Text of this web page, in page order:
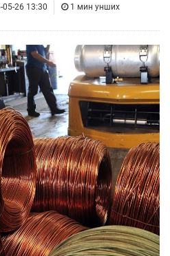
05-26 13:30 1 мин унших